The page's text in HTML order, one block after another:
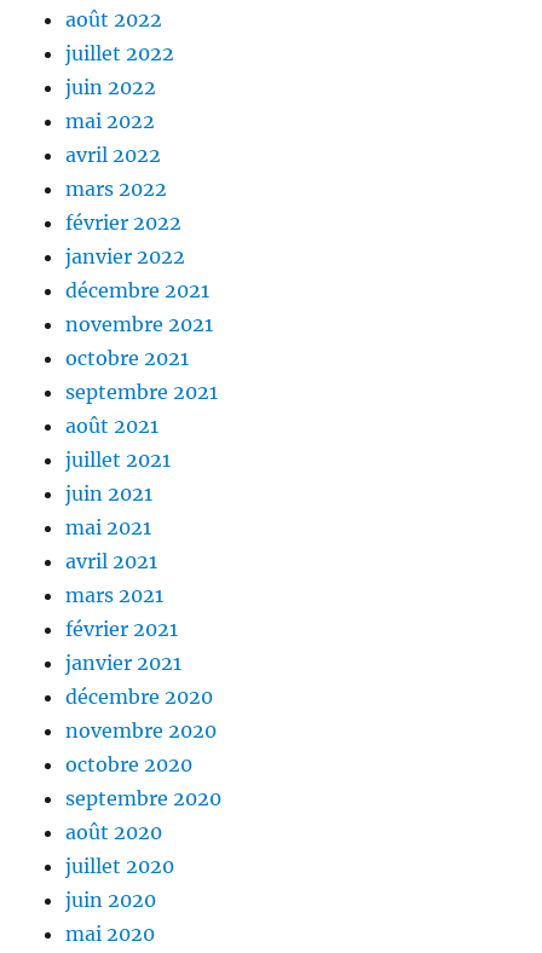
août 2022
juillet 2022
juin 2022
mai 2022
avril 2022
mars 2022
février 2022
janvier 2022
décembre 2021
novembre 2021
octobre 2021
septembre 2021
août 2021
juillet 2021
juin 2021
mai 2021
avril 2021
mars 2021
février 2021
janvier 2021
décembre 2020
novembre 2020
octobre 2020
septembre 2020
août 2020
juillet 2020
juin 2020
mai 2020